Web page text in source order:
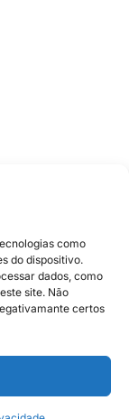
como
do dispositivo.
dados, como
site. Não
certos